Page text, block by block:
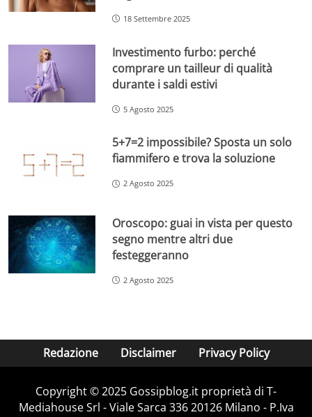
18 Settembre 2025
Investimento furbo: perché
comprare un tailleur di qualità
durante i saldi estivi
5 Agosto 2025
5+7=2 impossibile? Sposta un solo
fiammifero e trova la soluzione
2 Agosto 2025
Oroscopo: guai in vista per questo
segno mentre altri due
festeggeranno
2 Agosto 2025
Redazione Disclaimer Privacy Policy
Copyright © 2025 Gossipblog.it proprietà di T-
Mediahouse Srl - Viale Sarca 336 20126 Milano - P.Iva